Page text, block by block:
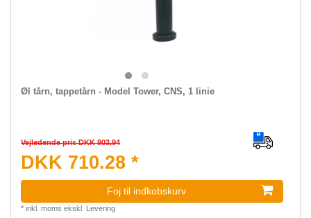
Øl tårn, tappetårn - Model Tower, CNS, 1 linie
Vejledende pris DKK 903.94
DKK 710.28 *
Foj til indkobskurv
* inkl. moms ekskl. Levering